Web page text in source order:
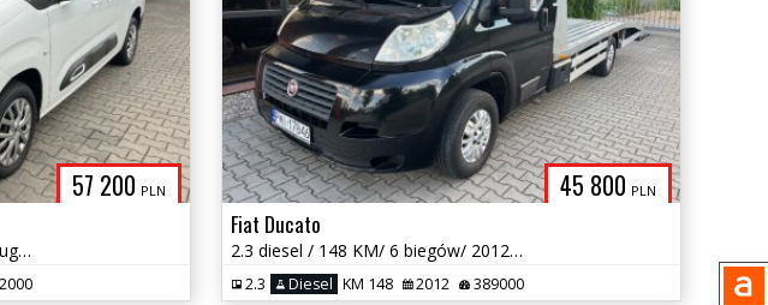
57 200 PLN
1.5 diesel / 130 KM / 6 biegów/ długi / zarej w PL / zadbany / zamiana
45 800 PLN
Fiat Ducato
2.3 diesel / 148 KM/ 6 biegów/ 2012 rok / zarej w PL / możliwa zamiana
2.3 Diesel KM 148 2012 389000